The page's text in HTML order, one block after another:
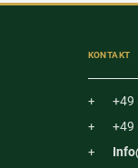
KONTAKT
+49
+49